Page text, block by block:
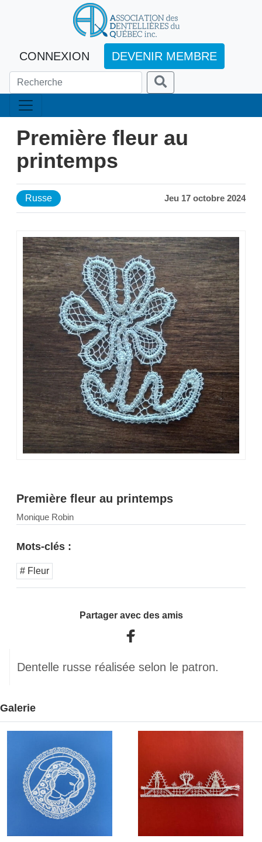
CONNEXION DEVENIR MEMBRE
Première fleur au
printemps
Russe Jeu 17 octobre 2024
Première fleur au printemps
Monique Robin
Mots-clés :
# Fleur
Partager avec des amis
Dentelle russe réalisée selon le patron.
Galerie